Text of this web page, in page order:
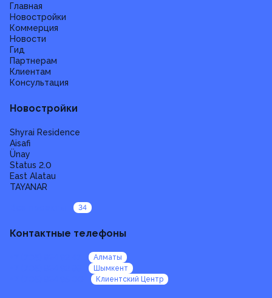
Главная
Новостройки
Коммерция
Новости
Гид
Партнерам
Клиентам
Консультация
Новостройки
Shyrai Residence
Aisafi
Ünay
Status 2.0
East Alatau
TAYANAR
34
Контактные телефоны
Алматы
Шымкент
Клиентский Центр